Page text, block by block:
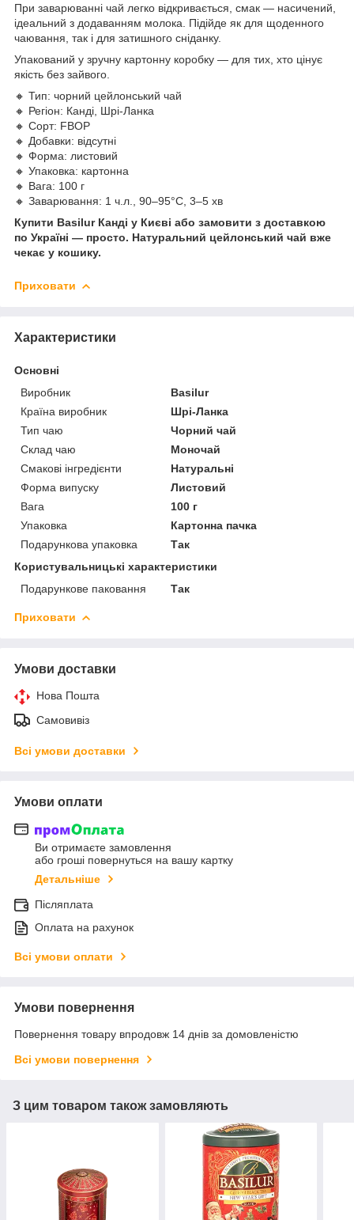
При заварюванні чай легко відкривається, смак — насичений,
ідеальний з додаванням молока. Підійде як для щоденного
чаювання, так і для затишного сніданку.
Упакований у зручну картонну коробку — для тих, хто цінує
якість без зайвого.
🔸 Тип: чорний цейлонський чай
🔸 Регіон: Канді, Шрі-Ланка
🔸 Сорт: FBOP
🔸 Добавки: відсутні
🔸 Форма: листовий
🔸 Упаковка: картонна
🔸 Вага: 100 г
🔸 Заварювання: 1 ч.л., 90–95°C, 3–5 хв
Купити Basilur Канді у Києві або замовити з доставкою
по Україні — просто. Натуральний цейлонський чай вже
чекає у кошику.
Приховати
Характеристики
Основні
Виробник
Basilur
Країна виробник
Шрі-Ланка
Тип чаю
Чорний чай
Склад чаю
Моночай
Смакові інгредієнти
Натуральні
Форма випуску
Листовий
Вага
100 г
Упаковка
Картонна пачка
Подарункова упаковка
Так
Користувальницькі характеристики
Подарункове паковання
Так
Приховати
Умови доставки
Нова Пошта
Самовивіз
Всі умови доставки
Умови оплати
Ви отримаєте замовлення
або гроші повернуться на вашу картку
Детальніше
Післяплата
Оплата на рахунок
Всі умови оплати
Умови повернення
Повернення товару впродовж 14 днів за домовленістю
Всі умови повернення
З цим товаром також замовляють